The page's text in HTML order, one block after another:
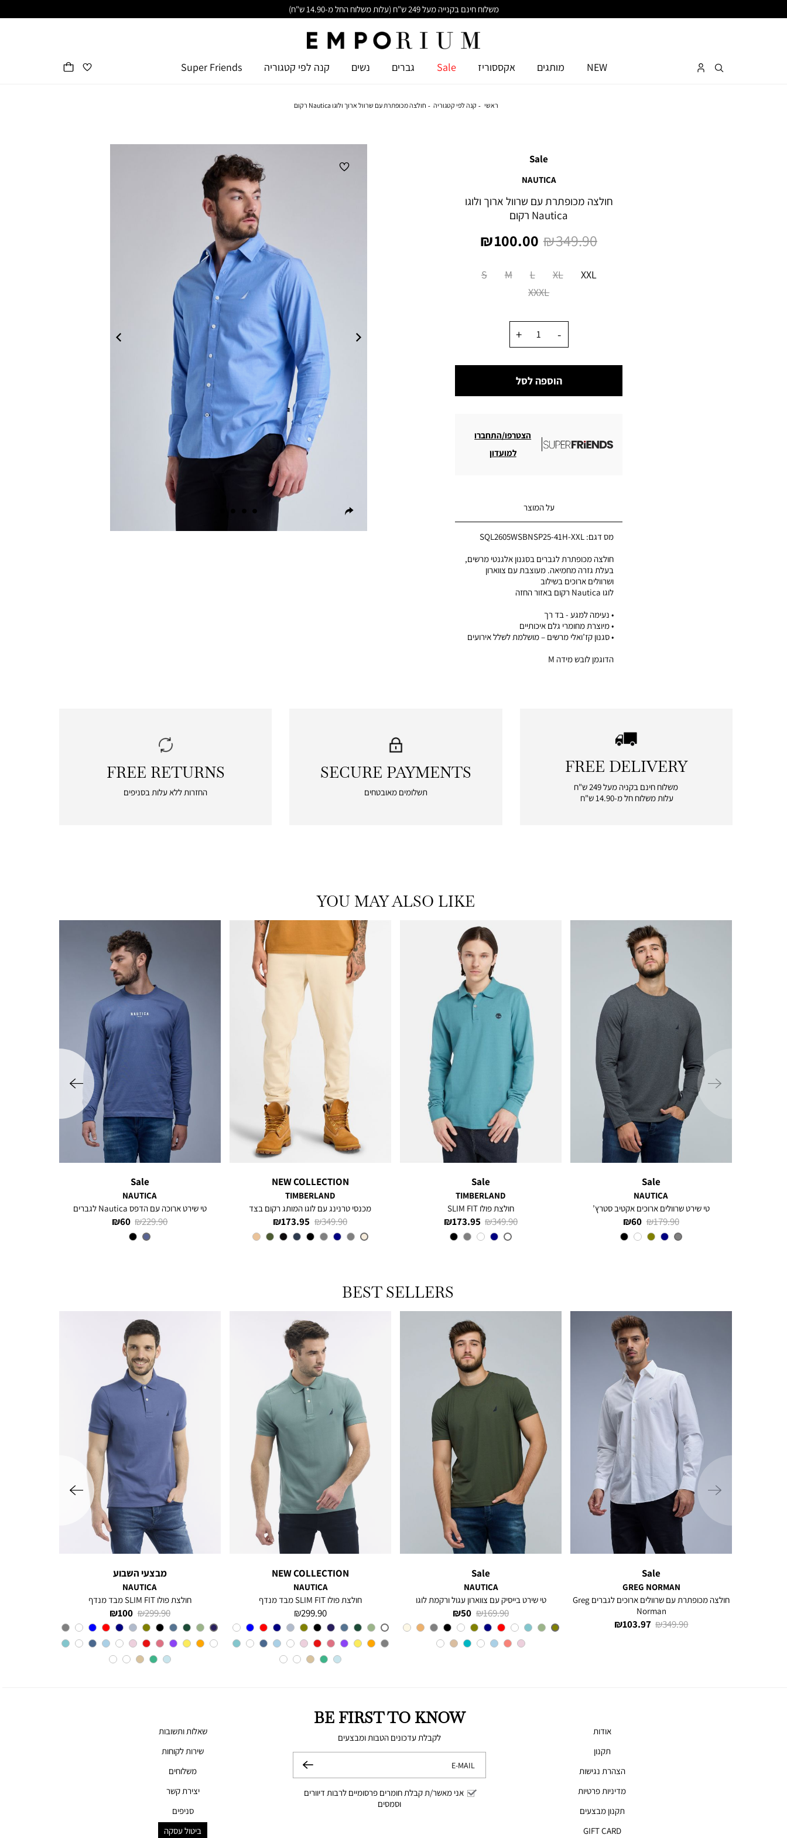
משלוח חינם בקנייה מעל 249 ש"ח (עלות משלוח החל מ-14.90 ש"ח)
NEW מותגים אקססוריז Sale גברים נשים קנה לפי קטגוריה Super Friends
ראשי קנה לפי קטגוריה חולצה מכופתרת עם שרוול ארוך ולוגו Nautica רקום
Sale
NAUTICA
חולצה מכופתרת עם שרוול ארוך ולוגו
Nautica רקום
מחיר
100.00 ₪
מחיר
349.90 ₪
S M L XL
XXL
XXXL
הוספה לסל
הצטרפו/התחברו
למועדון
על המוצר
מס דגם: SQL2605WSBNSP25-41H-XXL
חולצה מכופתרת לגברים בסגנון אלגנטי מרשים,
בעלת גזרה מחמיאה. מעוצבת עם צווארון
ושרוולים ארוכים בשילוב
לוגו Nautica רקום באזור החזה
• נעימה למגע - בד רך
• מיוצרת מחומרי גלם איכותיים
• סגנון קז’ואלי מרשים – מושלמת לשלל אירועים
הדוגמן לובש מידה M
|
free
delivery
|
FREE DELIVERY
משלוח חינם בקניה מעל 249 ש"ח
עלות משלוח חל מ-14.90 ש"ח
|
payments
SECURE PAYMENTS
תשלומים מאובטחים
|
returns
FREE RETURNS
החזרות ללא עלות בסניפים
YOU MAY ALSO LIKE
ימינה
Sale
NAUTICA
טי שירט שרוולים ארוכים אקטיב סטרץ’
מחיר
מוצר
60 ₪
מחיר
רגיל
179.90 ₪
צבע
CHARCOAL
Sale
TIMBERLAND
חולצת פולו SLIM FIT
מחיר
מוצר
173.95 ₪
מחיר
רגיל
349.90 ₪
צבע
LIGHT
NEW COLLECTION
TIMBERLAND
מכנסי טרנינג עם לוגו המותג רקום בצד
מחיר
מוצר
173.95 ₪
מחיר
רגיל
349.90 ₪
צבע
NATURAL
Sale
NAUTICA
טי שירט ארוכה עם הדפס Nautica לגברים
מחיר
מוצר
60 ₪
מחיר
229.90 ₪
צבע
INDIGO
שמאלה
BEST SELLERS
ימינה
Sale
GREG NORMAN
חולצה מכופתרת עם שרוולים ארוכים לגברים Greg
Norman
מחיר
103.97 ₪
מחיר
349.90 ₪
Sale
NAUTICA
טי שירט בייסיק עם צווארון עגול ורקמת לוגו
מחיר
מוצר
50 ₪
מחיר
רגיל
169.90 ₪
צבע
Olive
NEW COLLECTION
NAUTICA
חולצת פולו SLIM FIT מבד מנדף
מחיר
מוצר
299.90 ₪
צבע
A6M
מבצעי השבוע
NAUTICA
חולצת פולו SLIM FIT מבד מנדף
מחיר
מוצר
100 ₪
מחיר
רגיל
299.90 ₪
צבע
BLUE
INDIGO
שמאלה
BE FIRST TO KNOW
לקבלת עדכונים הטבות ומבצעים
E-MAIL
אני מאשר/ת קבלת חומרים פרסומיים לרבות דיוורים
וסמסים
שלח
אודות
תקנון
הצהרת נגישות
מדיניות פרטיות
תקנון מבצעים
GIFT CARD
שאלות ותשובות
שירות לקוחות
משלוחים
יצירת קשר
סניפים
ביטול עסקה